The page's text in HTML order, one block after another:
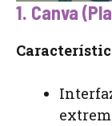
1. Canva